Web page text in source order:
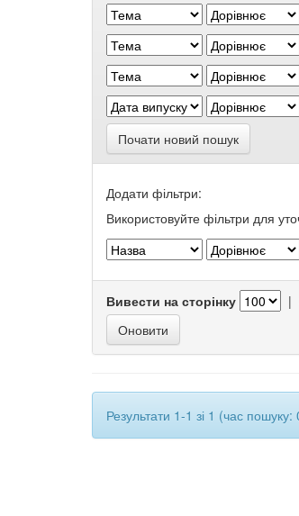
Почати новий пошук
Додати фільтри:
Використовуйте фільтри для
Вивести на сторінку |
Результати 1-1 зі 1 (час